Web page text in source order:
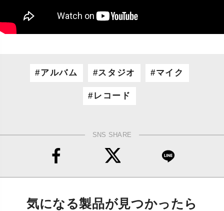
アルバム スタジオ マイク
レコード
SNS SHARE
気になる製品が見つかったら